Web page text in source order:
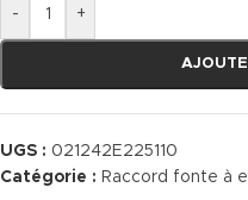
- +
UGS : 021242E225110
Catégorie : Raccord fonte à